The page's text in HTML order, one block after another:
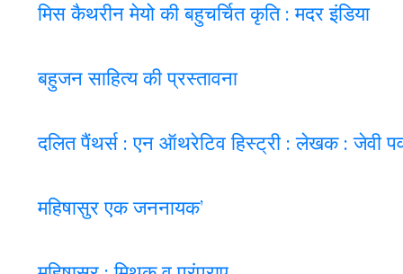
मिस कैथरीन मेयो की बहुचर्चित कृति : मदर इंडिया
बहुजन साहित्य की प्रस्तावना
दलित पैंथर्स : एन ऑथरेटिव हिस्ट्री : लेखक : जेवी
महिषासुर एक जननायक’